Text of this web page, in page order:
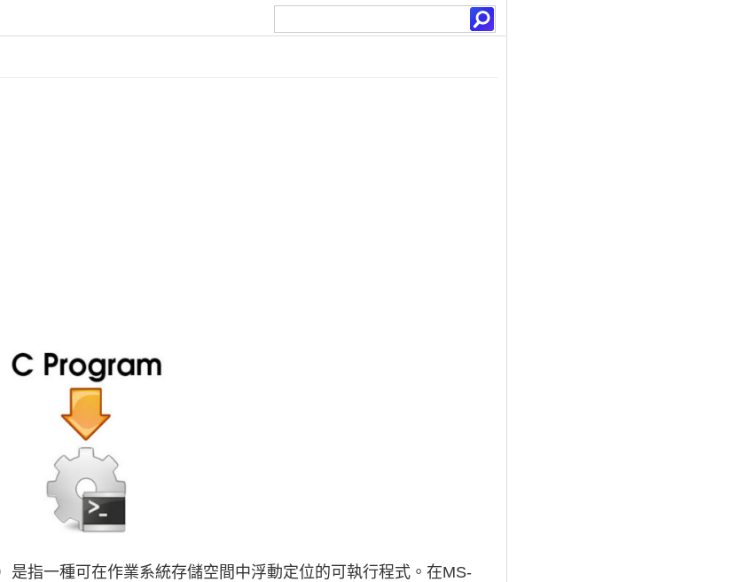
是指一種可在作業系統存儲空間中浮動定位的可執行程式。在MS-